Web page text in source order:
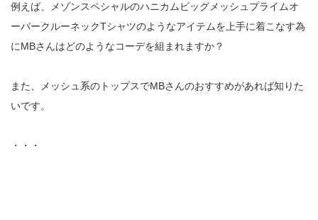
例えば、メゾンスペシャルのハニカムビッグメッシュプライムオ
ーバークルーネックTシャツのようなアイテムを上手に着こなす為
にMBさんはどのようなコーデを組まれますか？
また、メッシュ系のトップスでMBさんのおすすめがあれば知りた
いです。
・・・